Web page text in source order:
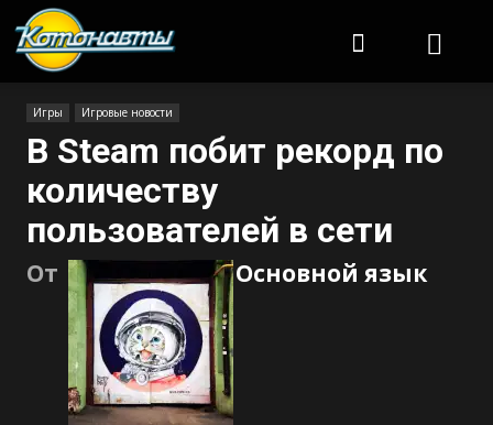
Игры Игровые новости
В Steam побит рекорд по
количеству
пользователей в сети
От Основной язык